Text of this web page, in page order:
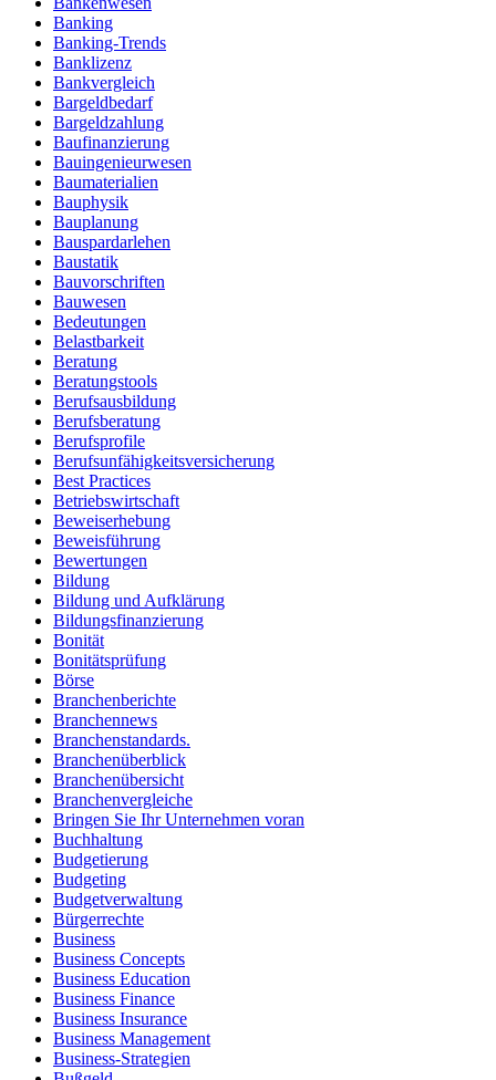
Banking
Banking-Trends
Banklizenz
Bankvergleich
Bargeldbedarf
Bargeldzahlung
Baufinanzierung
Bauingenieurwesen
Baumaterialien
Bauphysik
Bauplanung
Bauspardarlehen
Baustatik
Bauvorschriften
Bauwesen
Bedeutungen
Belastbarkeit
Beratung
Beratungstools
Berufsausbildung
Berufsberatung
Berufsprofile
Berufsunfähigkeitsversicherung
Best Practices
Betriebswirtschaft
Beweiserhebung
Beweisführung
Bewertungen
Bildung
Bildung und Aufklärung
Bildungsfinanzierung
Bonität
Bonitätsprüfung
Börse
Branchenberichte
Branchennews
Branchenstandards.
Branchenüberblick
Branchenübersicht
Branchenvergleiche
Bringen Sie Ihr Unternehmen voran
Buchhaltung
Budgetierung
Budgeting
Budgetverwaltung
Bürgerrechte
Business
Business Concepts
Business Education
Business Finance
Business Insurance
Business Management
Business-Strategien